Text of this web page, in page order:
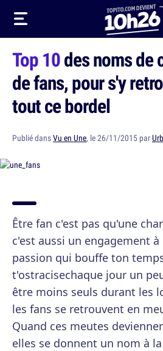
Top 10des noms de
de fans, pour s'y
tout ce bordel
Publié dansVu en Une, le 26/11/2015 par
Être fan c'est pas qu'une
c'est aussi un engagement
passion qui bouffe ton
t'ostracisechaque jour un
être moins seuls durant les
les fans se retrouvent en
Quand ces meutes
elles se donnent un nom à